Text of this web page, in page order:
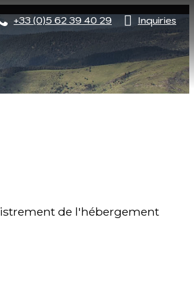
+33 (0)5 62 39 40 29 Inquiries
de l'hébergement